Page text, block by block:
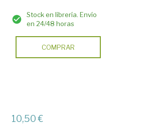
Stock en librería. Envío
en 24/48 horas
COMPRAR
10,50 €